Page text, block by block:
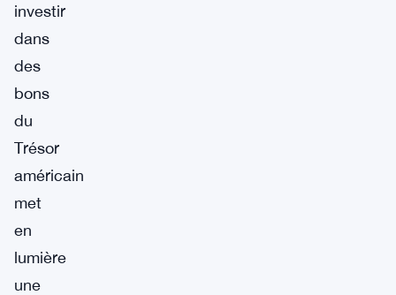
investir
dans
des
bons
du
Trésor
américain
met
en
lumière
une